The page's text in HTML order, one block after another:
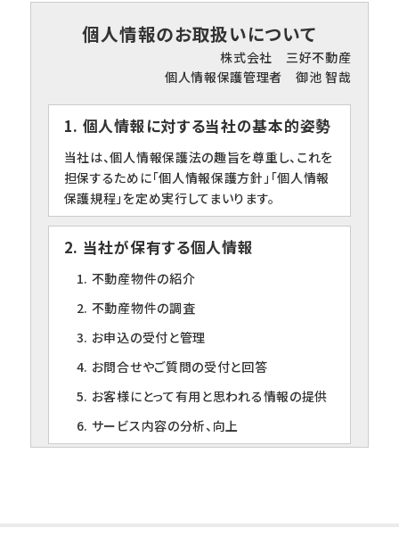
個人情報のお取扱いについて
株式会社 三好不動産
個人情報保護管理者 御池 智哉
1. 個人情報に対する当社の基本的姿勢
当社は、個人情報保護法の趣旨を尊重し、これを
担保するために「個人情報保護方針」「個人情報
保護規程」を定め実行してまいります。
2. 当社が保有する個人情報
1. 不動産物件の紹介
2. 不動産物件の調査
3. お申込の受付と管理
4. お問合せやご質問の受付と回答
5. お客様にとって有用と思われる情報の提供
6. サービス内容の分析、向上